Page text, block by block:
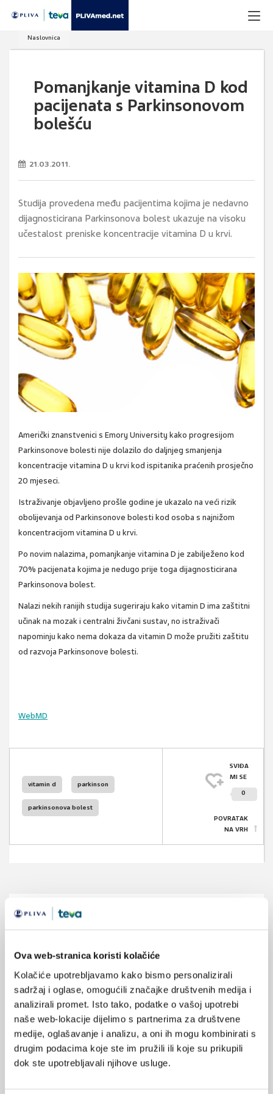
Ova web-stranica koristi kolačiće
Kolačiće upotrebljavamo kako bismo personalizirali
sadržaj i oglase, omogućili značajke društvenih medija i
analizirali promet. Isto tako, podatke o vašoj upotrebi
naše web-lokacije dijelimo s partnerima za društvene
medije, oglašavanje i analizu, a oni ih mogu kombinirati s
drugim podacima koje ste im pružili ili koje su prikupili
dok ste upotrebljavali njihove usluge.
Naslovnica
Pomanjkanje vitamina D kod
pacijenata s Parkinsonovom
bolešću
21.03.2011.
Studija provedena među pacijentima kojima je nedavno
dijagnosticirana Parkinsonova bolest ukazuje na visoku
učestalost preniske koncentracije vitamina D u krvi.
Američki znanstvenici s Emory University kako progresijom
Parkinsonove bolesti nije dolazilo do daljnjeg smanjenja
koncentracije vitamina D u krvi kod ispitanika praćenih prosječno
20 mjeseci.
Istraživanje objavljeno prošle godine je ukazalo na veći rizik
obolijevanja od Parkinsonove bolesti kod osoba s najnižom
koncentracijom vitamina D u krvi.
Po novim nalazima, pomanjkanje vitamina D je zabilježeno kod
70% pacijenata kojima je nedugo prije toga dijagnosticirana
Parkinsonova bolest.
Nalazi nekih ranijih studija sugeriraju kako vitamin D ima zaštitni
učinak na mozak i centralni živčani sustav, no istraživači
napominju kako nema dokaza da vitamin D može pružiti zaštitu
od razvoja Parkinsonove bolesti.
WebMD
vitamin d parkinson
parkinsonova bolest
SVIĐA
MI SE
0
POVRATAK
NA VRH
VEZANI SADRŽAJ
2025.
15.03.2020.
Manjak vitamina D povezan s bolovima u leđima kod
žena
05.04.2018.
Duboka mozgovna stimulacija